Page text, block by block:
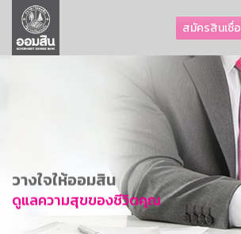
สมัครสินเชื่อ
ลูกค้าธุรกิจ
ลูกค้าผู้ประกอบรายย่อย
การพัฒนาที่ยั่งยืน
ข่าวสาร
บริการทางการเงิน
วางใจให้ออมสิน
ดูแลความสุขของชีวิตคุณ